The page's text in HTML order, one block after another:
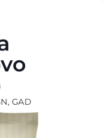
, GAD